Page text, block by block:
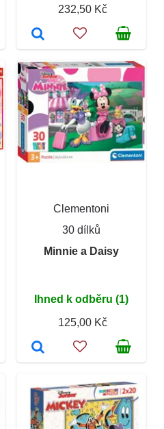
232,50 Kč
Clementoni
30 dílků
Minnie a Daisy
Ihned k odběru (1)
125,00 Kč